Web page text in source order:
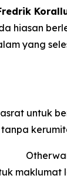
hiasan
yang
untuk
maklumat